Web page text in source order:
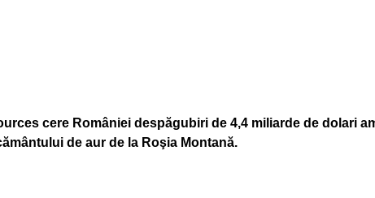
cere României despăgubiri de 4,4 miliarde de dolari
de aur de la Roşia Montană.